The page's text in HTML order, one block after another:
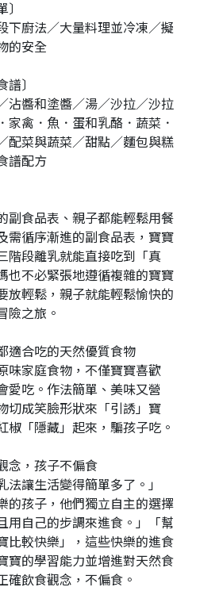
〕
下廚法／大量料理並冷凍／擬
的安全
譜〕
沾醬和塗醬／湯／沙拉／沙拉
家禽．魚．蛋和乳酪．蔬菜．
配菜與蔬菜／甜點／麵包與糕
譜配方
副食品表、親子都能輕鬆用餐
需循序漸進的副食品表，寶寶
階段離乳就能直接吃到「真
也不必緊張地遵循複雜的寶寶
放輕鬆，親子就能輕鬆愉快的
險之旅。
適合吃的天然優質食物
味家庭食物，不僅寶寶喜歡
愛吃。作法簡單、美味又營
切成笑臉形狀來「引誘」寶
椒「隱藏」起來，騙孩子吃。
念，孩子不偏食
法讓生活變得簡單多了。」
的孩子，他們獨立自主的選擇
用自己的步調來進食。」「幫
比較快樂」，這些快樂的進食
寶的學習能力並增進對天然食
確飲食觀念，不偏食。